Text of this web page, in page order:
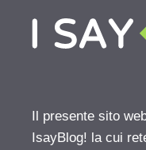
Il presente sito
IsayBlog! la cui